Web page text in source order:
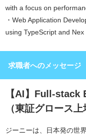
with a focus on
・Web Application
using TypeScript and Nex
求職者へのメッセージ
【AI】Full-stack
（東証グロース上
ジーニーは、日本発の世